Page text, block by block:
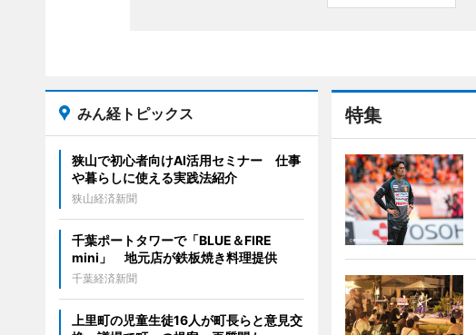
特集
みん経トピックス
狭山で初心者向けAI活用セミナー 仕事
や暮らしに使える実践法紹介
狭山経済新聞
千葉ポートタワーで「BLUE＆FIRE
mini」 地元店が鉄板焼き料理提供
千葉経済新聞
上里町の児童生徒16人が町長らと意見交